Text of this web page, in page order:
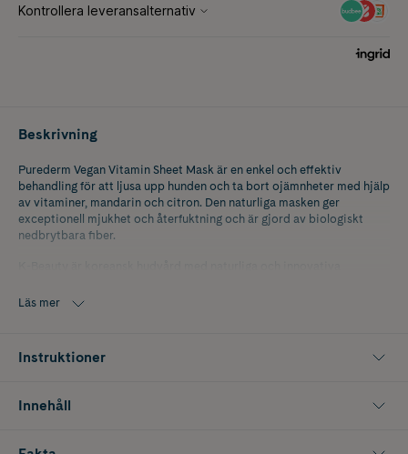
Beskrivning
Purederm Vegan Vitamin Sheet Mask är en enkel och effektiv
behandling för att ljusa upp hunden och ta bort ojämnheter med hjälp
av vitaminer, mandarin och citron. Den naturliga masken ger
exceptionell mjukhet och återfuktning och är gjord av biologiskt
nedbrytbara fiber.
Läs mer
Instruktioner
Innehåll